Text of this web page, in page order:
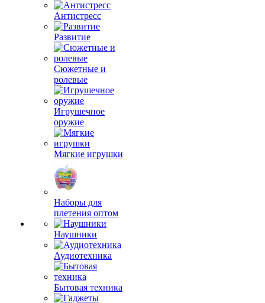
Антистресс
Развитие
Сюжетные и
ролевые
Игрушечное
оружие
Мягкие игрушки
Наборы для
плетения оптом
Наушники
Аудиотехника
Бытовая техника